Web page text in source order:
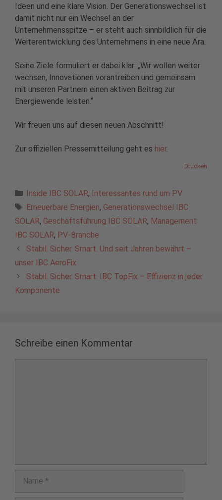
Ideen und eine klare Vision. Der Generationswechsel ist
damit nicht nur ein Wechsel an der
Unternehmensspitze – er steht auch sinnbildlich für die
Weiterentwicklung des Unternehmens in eine neue Ära.
Seine Ziele formuliert er dabei klar: „Wir wollen weiter
wachsen, Innovationen vorantreiben und gemeinsam
mit unseren Partnern einen aktiven Beitrag zur
Energiewende leisten.“
Wir freuen uns auf diesen neuen Abschnitt!
Zur offiziellen Pressemitteilung geht es hier.
Drucken
Kategorien
Inside IBC SOLAR, Interessantes rund um PV
Schlagwörter
Erneuerbare Energien, Generationswechsel IBC
SOLAR, Geschäftsführung IBC SOLAR, Management
IBC SOLAR, PV-Branche
Stabil. Sicher. Smart. Und seit Jahren bewährt –
unser IBC AeroFix
Stabil. Sicher. Smart: IBC TopFix – Effizienz in jeder
Komponente
Schreibe einen Kommentar